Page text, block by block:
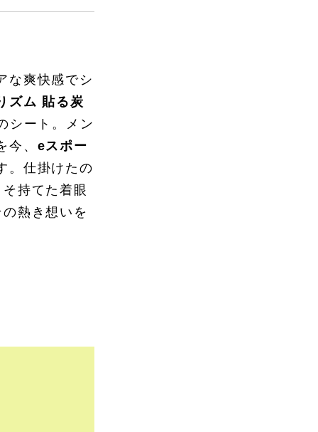
な爽快感でシ
ズム 貼る炭
シート。メン
、 eスポー
。仕掛けたの
持てた着眼
熱き想いを